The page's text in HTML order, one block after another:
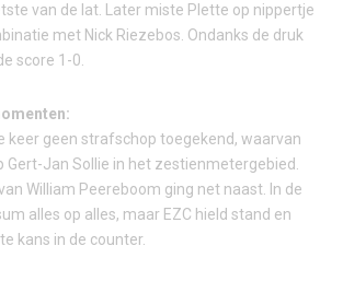
van de lat. Later miste Plette op nippertje
met Nick Riezebos. Ondanks de druk
score 1-0.
keer geen strafschop toegekend, waarvan
Gert-Jan Sollie in het zestienmetergebied.
William Peereboom ging net naast. In de
alles op alles, maar EZC hield stand en
kans in de counter.